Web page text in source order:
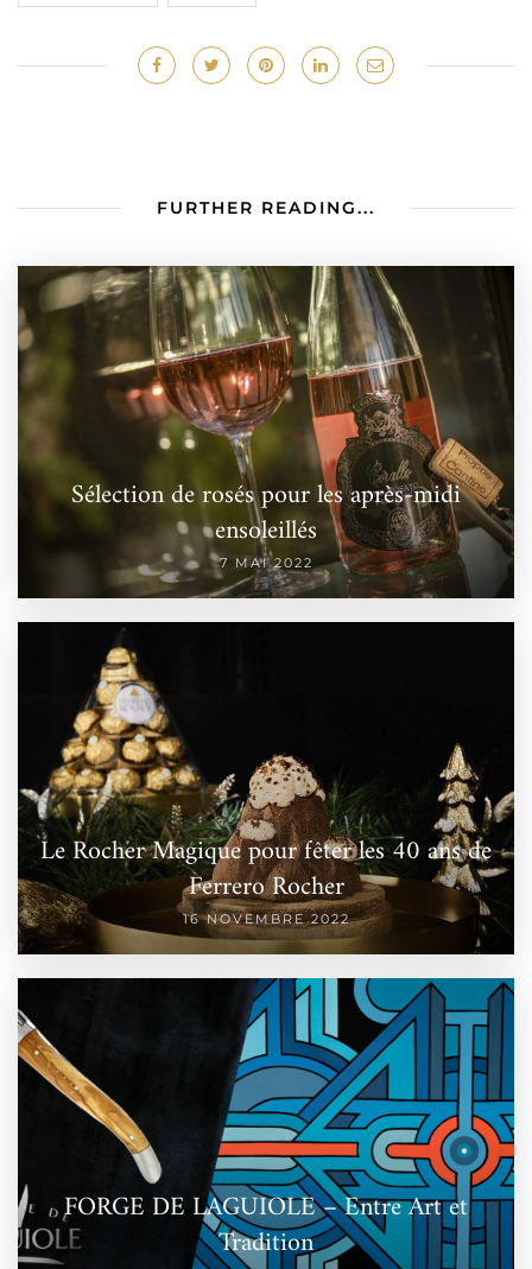
FURTHER READING...
Sélection de rosés pour les après-midi
ensoleillés
7 MAI 2022
Le Rocher Magique pour fêter les 40 ans de
Ferrero Rocher
16 NOVEMBRE 2022
FORGE DE LAGUIOLE – Entre Art et
Tradition